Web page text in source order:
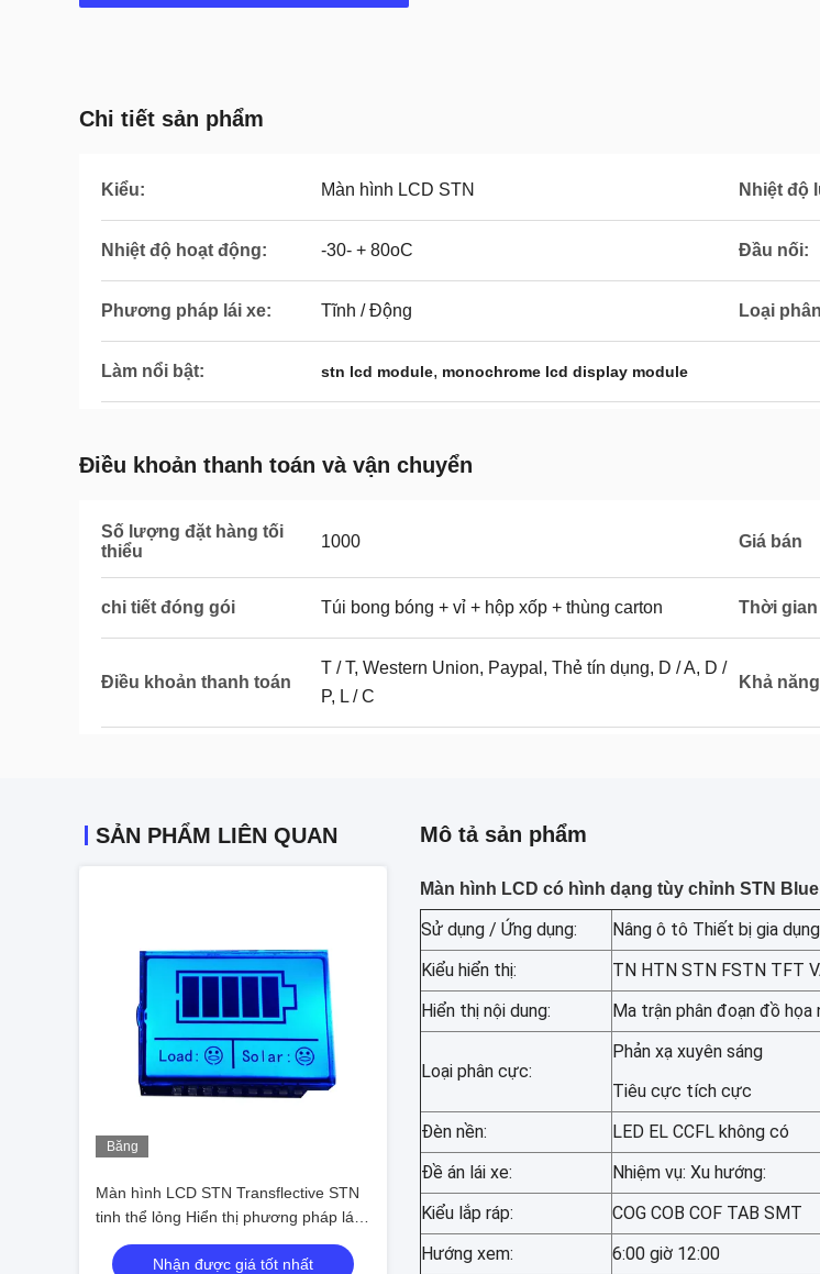
Chi tiết sản phẩm
Kiểu: Màn hình LCD STN Nhiệt độ
Nhiệt độ hoạt động: -30- + 80oC Đầu nối:
Phương pháp lái xe: Tĩnh / Động Loại
Làm nổi bật: stn lcd module, monochrome lcd display module
Điều khoản thanh toán và vận chuyển
Số lượng đặt hàng tối
thiểu
1000 Giá bán
chi tiết đóng gói Túi bong bóng + vỉ + hộp xốp + thùng carton Thời
Điều khoản thanh toán
T / T, Western Union, Paypal, Thẻ tín dụng, D / A, D /
P, L / C
Khả
SẢN PHẨM LIÊN QUAN
Băng
Màn hình LCD STN Transflective STN
tinh thể lỏng Hiển thị phương pháp lái
xe tĩnh / động
Nhận được giá tốt nhất
Mô tả sản phẩm
Màn hình LCD có hình dạng tùy chỉnh STN
Sử dụng / Ứng dụng:
Nâng ô tô Thiết bị gia
Kiểu hiển thị:
TN HTN STN FSTN TFT
Hiển thị nội dung:
Ma trận phân đoạn đồ họa
Loại phân cực:
Phản xạ xuyên sáng
Tiêu cực tích cực
Đèn nền:
LED EL CCFL không có
Đề án lái xe:
Nhiệm vụ: Xu hướng:
Kiểu lắp ráp:
COG COB COF TAB SMT
Hướng xem:
6:00 giờ 12:00